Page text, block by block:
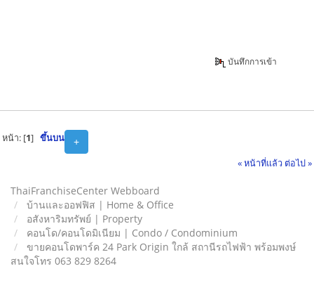
บันทึกการเข้า
+
หน้า: [1] ขึ้นบน
« หน้าที่แล้ว ต่อไป »
ThaiFranchiseCenter Webboard
บ้านและออฟฟิส | Home & Office
อสังหาริมทรัพย์ | Property
คอนโด/คอนโดมิเนียม | Condo / Condominium
ขายคอนโดพาร์ค 24 Park Origin ใกล้ สถานีรถไฟฟ้า พร้อมพงษ์
สนใจโทร 063 829 8264